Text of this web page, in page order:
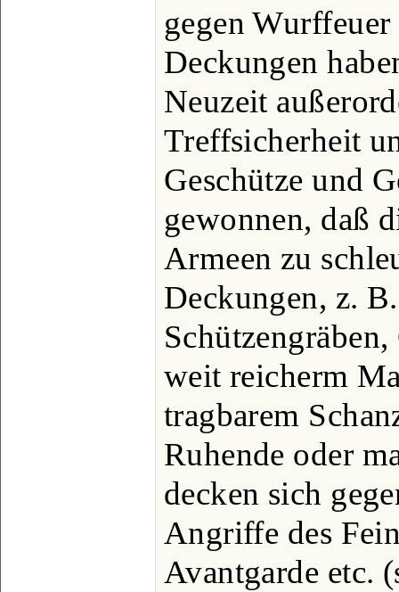
gegen
Deckungen
Neuzeit
Treffsicherheit
Geschütze und
gewonnen, daß
Armeen zu
Deckungen, z.
weit reicherm
tragbarem
Ruhende oder
decken sich
Angriffe des
Avantgarde etc.